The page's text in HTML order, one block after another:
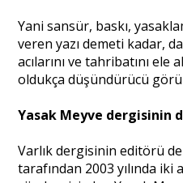
Yani sansür, baskı,
veren yazı demeti kadar,
acılarını ve tahribatını ele
oldukça düşündürücü
Yasak Meyve dergisinin
Varlık dergisinin editörü
tarafından 2003 yılında iki